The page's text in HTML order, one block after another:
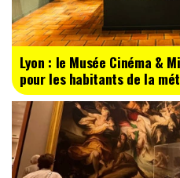
Lyon : le Musée Cinéma &
pour les habitants de la